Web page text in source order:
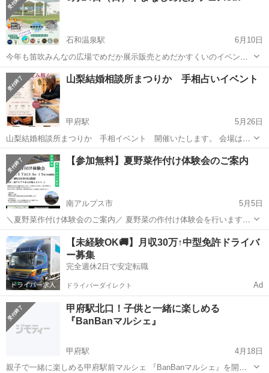
石和温泉駅
6月10日
今年も笛吹みんなの広場でめだか展示販売とめだかすくいのイベント
を行います。 屋根がある施設のため雨天でも楽しめると思います。 お
待ちしております。 開催11時〜15時まで 山梨県笛吹市石和町松本
1442-3
山梨 笛吹市 石和温泉駅 その他 めだか
山梨結婚相談所まつりか 手相占いイベント
甲府駅
5月26日
山梨結婚相談所まつりか 手相イベント 開催いたします。 会場は、
「山梨結婚相談所まつりか」 落ち着いた空間で、手相占い。 今回お迎
えするのは、 矢ヶ崎 美紀先生 『人生の流れ、今ここで読み解く。
手相でひも解くこれ...
山梨 甲府市 甲府駅 その他 まつり
【参加無料】夏野菜作付け体験会のご案内
南アルプス市
5月5日
＼夏野菜作付け体験会のご案内／ 夏野菜の作付け体験会を行います！
ご家族やご友人と一緒に野菜作りの"始まり"を体験してみませんか？
手ぶらでOK🙋‍♂️途中参加、途中退出もOK🙆‍♀️お気軽にご参加下さい！
【参加無料】...
山梨 南アルプス市 その他 農園
【未経験OK🚚】月収30万↑中型免許ドライバ
ー募集
完全週休2日で安定転職
ドライバーダイレクト Ad
甲府駅北口！子供と一緒に楽しめる
『BanBanマルシェ』
甲府駅
4月18日
親子で一緒に楽しめる甲府駅前マルシェ 『BanBanマルシェ』を開催